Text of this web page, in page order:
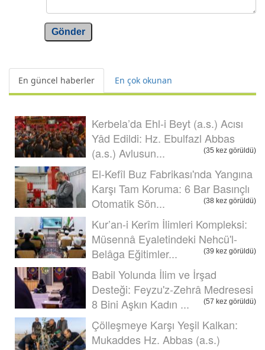
Gönder
En güncel haberler En çok okunan
Kerbela’da Ehl-i Beyt (a.s.) Acısı
Yâd Edildi: Hz. Ebulfazl Abbas
(a.s.) Avlusun...
(35 kez görüldü)
El-Kefîl Buz Fabrikası'nda Yangına
Karşı Tam Koruma: 6 Bar Basınçlı
Otomatik Sön...
(38 kez görüldü)
Kur’an-i Kerîm İlimleri Kompleksi:
Müsennâ Eyaletindeki Nehcü'l-
Belâga Eğitimler...
(39 kez görüldü)
Babil Yolunda İlim ve İrşad
Desteği: Feyzu'z-Zehrâ Medresesi
8 Bini Aşkın Kadın ...
(57 kez görüldü)
Çölleşmeye Karşı Yeşil Kalkan:
Mukaddes Hz. Abbas (a.s.)